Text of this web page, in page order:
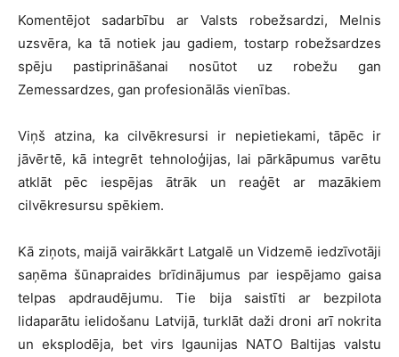
Komentējot sadarbību ar Valsts robežsardzi, Melnis
uzsvēra, ka tā notiek jau gadiem, tostarp robežsardzes
spēju pastiprināšanai nosūtot uz robežu gan
Zemessardzes, gan profesionālās vienības.
Viņš atzina, ka cilvēkresursi ir nepietiekami, tāpēc ir
jāvērtē, kā integrēt tehnoloģijas, lai pārkāpumus varētu
atklāt pēc iespējas ātrāk un reaģēt ar mazākiem
cilvēkresursu spēkiem.
Kā ziņots, maijā vairākkārt Latgalē un Vidzemē iedzīvotāji
saņēma šūnapraides brīdinājumus par iespējamo gaisa
telpas apdraudējumu. Tie bija saistīti ar bezpilota
lidaparātu ielidošanu Latvijā, turklāt daži droni arī nokrita
un eksplodēja, bet virs Igaunijas NATO Baltijas valstu